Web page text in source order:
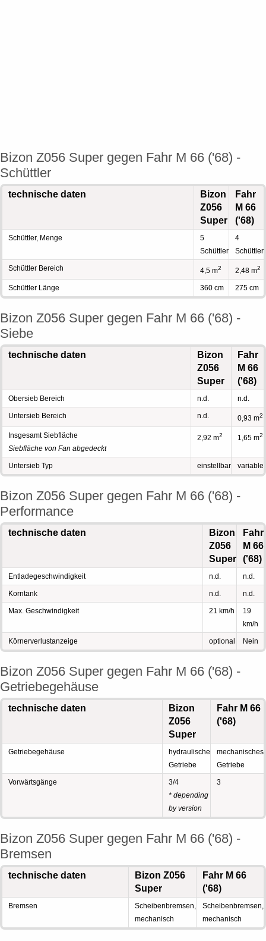
Bizon Z056 Super gegen Fahr M 66 ('68) -
Schüttler
technische daten
Bizon
Z056
Super
Fahr
M 66
('68)
Schüttler, Menge
5
Schüttler
4
Schüttler
Schüttler Bereich 4,5 m2 2,48 m2
Schüttler Länge 360 cm 275 cm
Bizon Z056 Super gegen Fahr M 66 ('68) -
Siebe
technische daten
Bizon
Z056
Super
Fahr
M 66
('68)
Obersieb Bereich n.d. n.d.
Untersieb Bereich n.d. 0,93 m2
Insgesamt Siebfläche
Siebfläche von Fan abgedeckt
2,92 m2 1,65 m2
Untersieb Typ einstellbar variable
Bizon Z056 Super gegen Fahr M 66 ('68) -
Performance
technische daten
Bizon
Z056
Super
Fahr
M 66
('68)
Entladegeschwindigkeit n.d. n.d.
Korntank n.d. n.d.
Max. Geschwindigkeit 21 km/h
19
km/h
Körnerverlustanzeige optional Nein
Bizon Z056 Super gegen Fahr M 66 ('68) -
Getriebegehäuse
technische daten
Bizon
Z056
Super
Fahr M 66
('68)
Getriebegehäuse
hydraulische
Getriebe
mechanisches
Getriebe
Vorwärtsgänge
3/4
* depending
by version
3
Bizon Z056 Super gegen Fahr M 66 ('68) -
Bremsen
technische daten
Bizon Z056
Super
Fahr M 66
('68)
Bremsen
Scheibenbremsen,
mechanisch
Scheibenbremsen,
mechanisch